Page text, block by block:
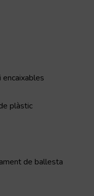
plàstic
de ballesta